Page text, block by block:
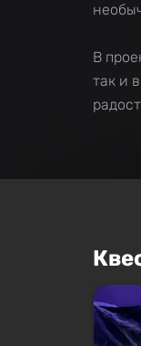
В
так и